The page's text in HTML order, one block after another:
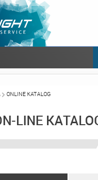
ONLINE KATALOG
LINE